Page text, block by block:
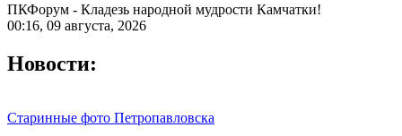
ПКФорум - Кладезь народной мудрости Камчатки!
00:16, 09 августа, 2026
Новости:
Старинные фото Петропавловска